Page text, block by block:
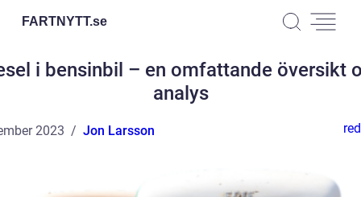
FARTNYTT.se
i bensinbil – en omfattande översikt
analys
2023 Jon Larsson